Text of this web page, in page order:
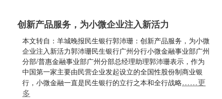
创新产品服务，为小微企业注入新活力
本文转自：羊城晚报民生银行郭沛珊：创新产品服务，为小微
企业注入新活力郭沛珊民生银行广州分行小微金融事业部广州
分部/普惠金融事业部广州分部总经理助理郭沛珊表示，作为
中国第一家主要由民营企业发起设立的全国性股份制商业银
行，小微金融一直是民生银行的立行之本和全行战略……更
多